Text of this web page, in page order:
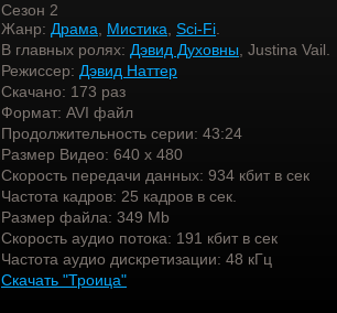
Сезон 2
Жанр: Драма Мистика Sci-Fi
В главных ролях: Дэвид Духовны , Justina Vail.
Режиссер: Дэвид Наттер
Скачано: 173 раз
Формат: AVI файл
Продолжительность серии: 43:24
Размер Видео: 640 х 480
Скорость передачи данных: 934 кбит в сек
Частота кадров: 25 кадров в сек.
Размер файла: 349 Mb
Скорость аудио потока: 191 кбит в сек
Частота аудио дискретизации: 48 кГц
Скачать "Троица"